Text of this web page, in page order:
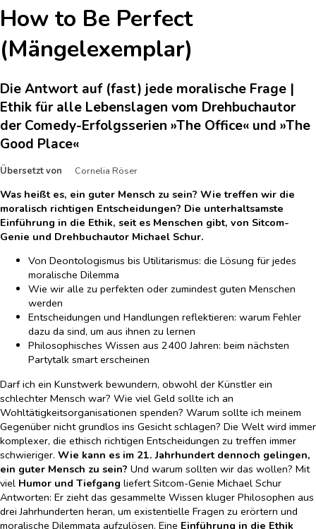
How to Be Perfect
(Mängelexemplar)
Die Antwort auf (fast) jede moralische Frage |
Ethik für alle Lebenslagen vom Drehbuchautor
der Comedy-Erfolgsserien »The Office« und »The
Good Place«
Übersetzt von Cornelia Röser
Was heißt es, ein guter Mensch zu sein? Wie treffen wir die
moralisch richtigen Entscheidungen? Die unterhaltsamste
Einführung in die Ethik, seit es Menschen gibt, von Sitcom-
Genie und Drehbuchautor Michael Schur.
Von Deontologismus bis Utilitarismus: die Lösung für jedes
moralische Dilemma
Wie wir alle zu perfekten oder zumindest guten Menschen
werden
Entscheidungen und Handlungen reflektieren: warum Fehler
dazu da sind, um aus ihnen zu lernen
Philosophisches Wissen aus 2400 Jahren: beim nächsten
Partytalk smart erscheinen
Darf ich ein Kunstwerk bewundern, obwohl der Künstler ein
schlechter Mensch war? Wie viel Geld sollte ich an
Wohltätigkeitsorganisationen spenden? Warum sollte ich meinem
Gegenüber nicht grundlos ins Gesicht schlagen? Die Welt wird immer
komplexer, die ethisch richtigen Entscheidungen zu treffen immer
schwieriger. Wie kann es im 21. Jahrhundert dennoch gelingen,
ein guter Mensch zu sein? Und warum sollten wir das wollen? Mit
viel Humor und Tiefgang liefert Sitcom-Genie Michael Schur
Antworten: Er zieht das gesammelte Wissen kluger Philosophen aus
drei Jahrhunderten heran, um existentielle Fragen zu erörtern und
moralische Dilemmata aufzulösen. Eine Einführung in die Ethik